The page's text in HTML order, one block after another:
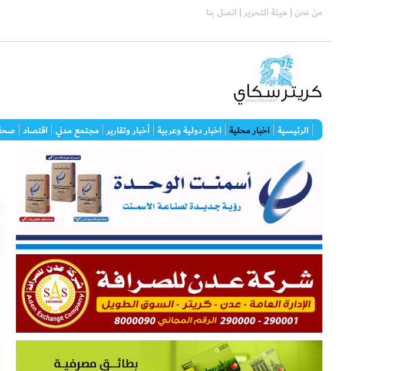
من نحن | هيئة التحرير | اتصل بنا
الرئيسية اخبار محلية اخبار دولية وعربية أخبار وتقارير مجتمع مدني اقتصاد